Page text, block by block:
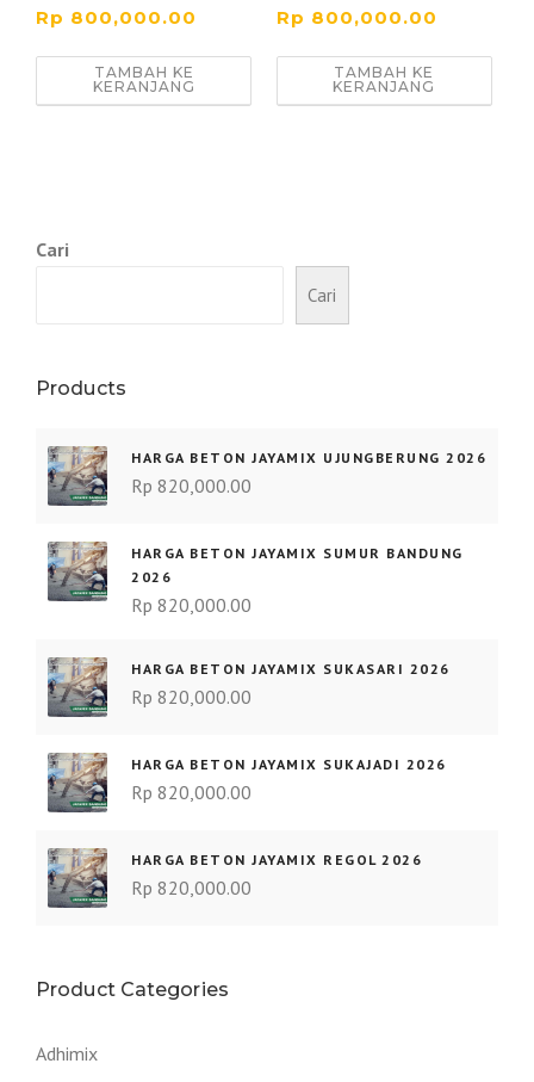
Rp 800,000.00
TAMBAH KE
KERANJANG
Rp 800,000.00
TAMBAH KE
KERANJANG
Cari
Cari
Products
HARGA BETON JAYAMIX UJUNGBERUNG 2026
Rp 820,000.00
HARGA BETON JAYAMIX SUMUR BANDUNG
2026
Rp 820,000.00
HARGA BETON JAYAMIX SUKASARI 2026
Rp 820,000.00
HARGA BETON JAYAMIX SUKAJADI 2026
Rp 820,000.00
HARGA BETON JAYAMIX REGOL 2026
Rp 820,000.00
Product Categories
Adhimix